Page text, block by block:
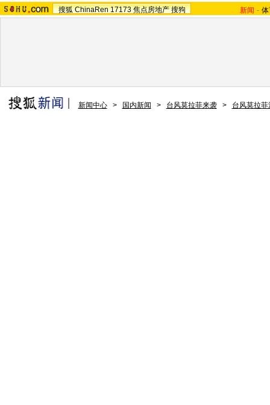
搜狐 ChinaRen 17173 焦点房地产 搜狗 新闻 -
新闻中心 > 国内新闻 > 台风莫拉菲来袭 > 台风莫拉菲